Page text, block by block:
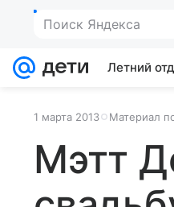
Поиск Яндекса
Летний
1 марта 2013 Материал
Мэтт